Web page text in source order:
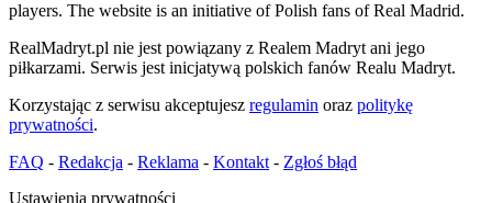
players. The website is an initiative of Polish fans of Real Madrid.
RealMadryt.pl nie jest powiązany z Realem Madryt ani jego
piłkarzami. Serwis jest inicjatywą polskich fanów Realu Madryt.
Korzystając z serwisu akceptujesz regulamin oraz politykę
prywatności.
FAQ - Redakcja - Reklama - Kontakt - Zgłoś błąd
Ustawienia prywatności